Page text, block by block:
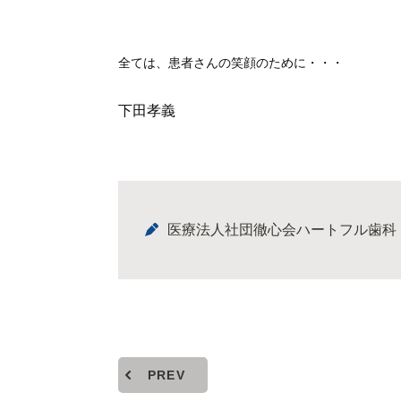
全ては、患者さんの笑顔のために・・・
下田孝義
医療法人社団徹心会ハートフル歯科
PREV